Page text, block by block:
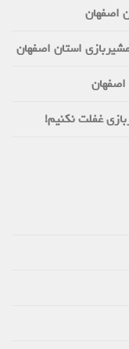
اصفهان
استان اصفهان
غفلت نکنیم!